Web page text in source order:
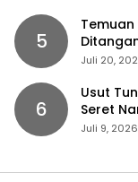
5
Juli 20,
6
Usut
Seret
Juli 9, 2026